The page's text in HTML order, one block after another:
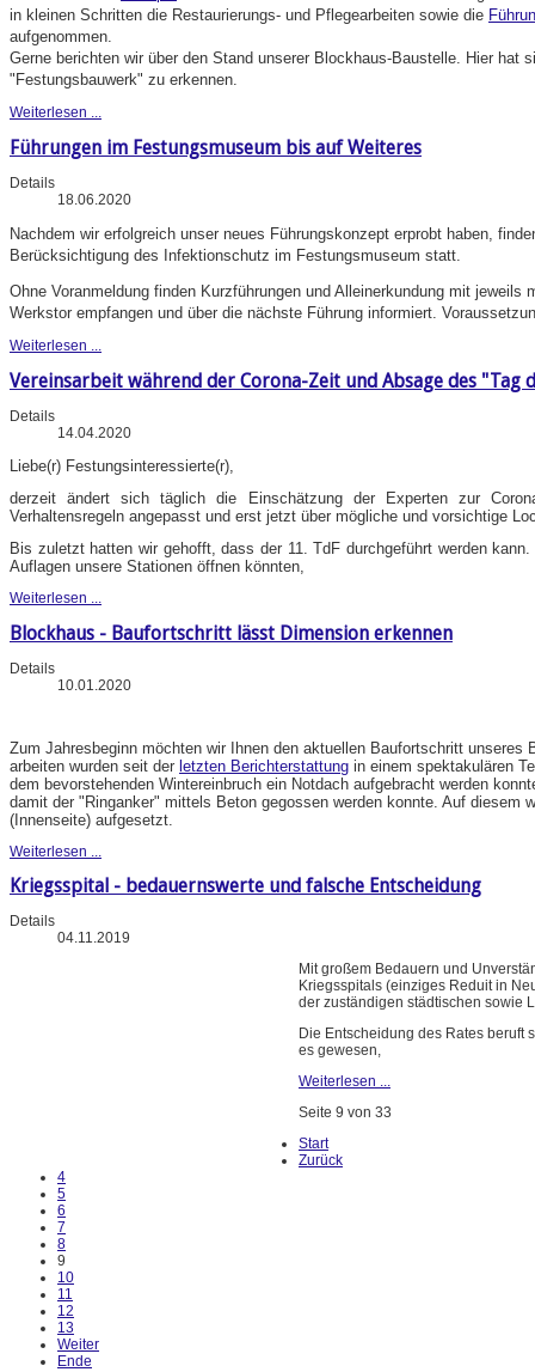
in kleinen Schritten die Restaurierungs- und Pflegearbeiten sowie die
aufgenommen.
Gerne berichten wir über den Stand unserer Blockhaus-Baustelle. Hier hat
"Festungsbauwerk" zu erkennen.
Weiterlesen ...
Führungen im Festungsmuseum bis auf Weiteres
Details
18.06.2020
Nachdem wir erfolgreich unser neues Führungskonzept erprobt haben,
Berücksichtigung des Infektionschutz im Festungsmuseum statt.
Ohne Voranmeldung finden Kurzführungen und Alleinerkundung mit
Werkstor empfangen und über die nächste Führung informiert.
Weiterlesen ...
Vereinsarbeit während der Corona-Zeit und Absage des "Tag
Details
14.04.2020
Liebe(r) Festungsinteressierte(r),
derzeit ändert sich täglich die Einschätzung der Experten zur
Verhaltensregeln angepasst und erst jetzt über mögliche und vorsichtige
Bis zuletzt hatten wir gehofft, dass der 11. TdF durchgeführt werden
Auflagen unsere Stationen öffnen könnten,
Weiterlesen ...
Blockhaus - Baufortschritt lässt Dimension erkennen
Details
10.01.2020
Zum Jahresbeginn möchten wir Ihnen den aktuellen Baufortschritt unseres
arbeiten wurden seit der letzten Berichterstattung in einem spektakulären
dem bevorstehenden Wintereinbruch ein Notdach aufgebracht werden
damit der "Ringanker" mittels Beton gegossen werden konnte. Auf
(Innenseite) aufgesetzt.
Weiterlesen ...
Kriegsspital - bedauernswerte und falsche Entscheidung
Details
04.11.2019
Mit großem Bedauern und
Kriegsspitals (einziges Reduit in
der zuständigen städtischen sowie
Die Entscheidung des Rates beruft
es gewesen,
Weiterlesen ...
Seite 9 von 33
Start
Zurück
4
5
6
7
8
9
10
11
12
13
Weiter
Ende